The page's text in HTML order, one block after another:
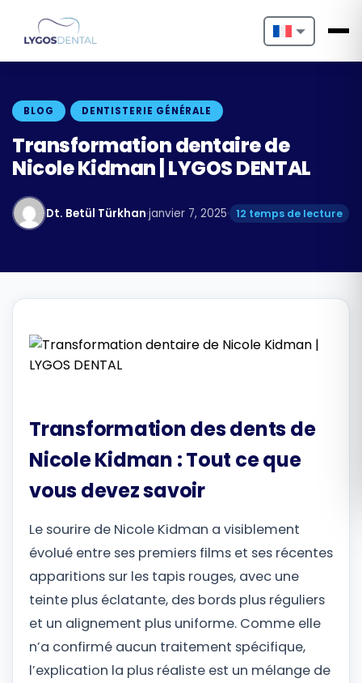
Nederlands
Français
Deutsch
Português
Русский
BLOG DENTISTERIE GÉNÉRALE
Transformation dentaire de
Nicole Kidman | LYGOS DENTAL
Dt. Betül Türkhan·janvier 7, 2025· 12 temps de lecture
Transformation des dents de
Nicole Kidman : Tout ce que
vous devez savoir
Le sourire de Nicole Kidman a visiblement
évolué entre ses premiers films et ses récentes
apparitions sur les tapis rouges, avec une
teinte plus éclatante, des bords plus réguliers
et un alignement plus uniforme. Comme elle
n’a confirmé aucun traitement spécifique,
l’explication la plus réaliste est un mélange de